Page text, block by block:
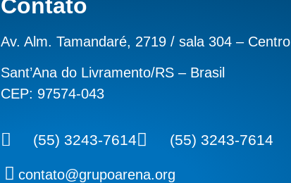
Contato
Av. Alm. Tamandaré, 2719 / sala 304 – Centro
Sant’Ana do Livramento/RS – Brasil
CEP: 97574-043
(55) 3243-7614 (55) 3243-7614
contato@grupoarena.org